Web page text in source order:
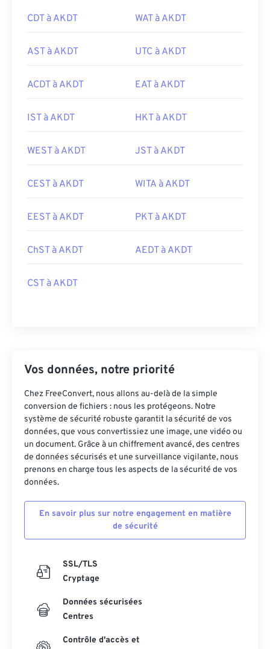
CDT à AKDT WAT à AKDT
AST à AKDT UTC à AKDT
ACDT à AKDT EAT à AKDT
IST à AKDT HKT à AKDT
WEST à AKDT JST à AKDT
CEST à AKDT WITA à AKDT
EEST à AKDT PKT à AKDT
ChST à AKDT AEDT à AKDT
CST à AKDT
Vos données, notre priorité
Chez FreeConvert, nous allons au-delà de la simple
conversion de fichiers : nous les protégeons. Notre
système de sécurité robuste garantit la sécurité de vos
données, que vous convertissiez une image, une vidéo ou
un document. Grâce à un chiffrement avancé, des centres
de données sécurisés et une surveillance vigilante, nous
prenons en charge tous les aspects de la sécurité de vos
données.
En savoir plus sur notre engagement en matière
de sécurité
SSL/TLS
Cryptage
Données sécurisées
Centres
Contrôle d'accès et